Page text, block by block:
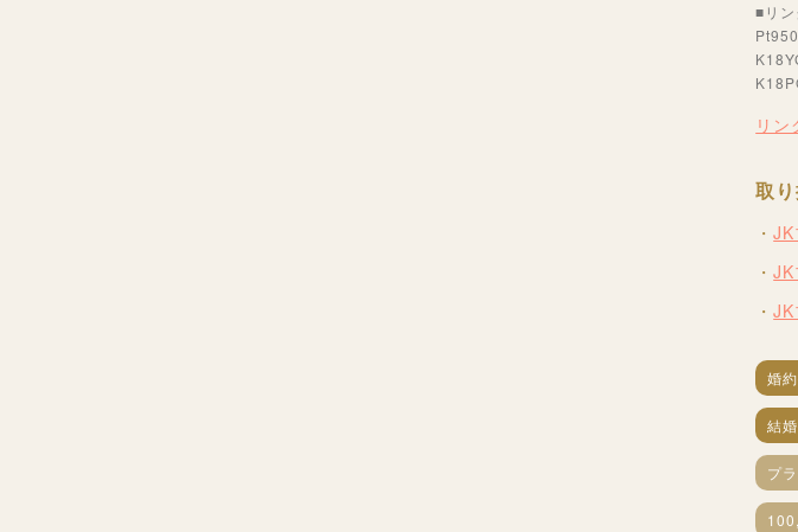
■リ
リン
取
JK
JK
JK
婚
結
プ